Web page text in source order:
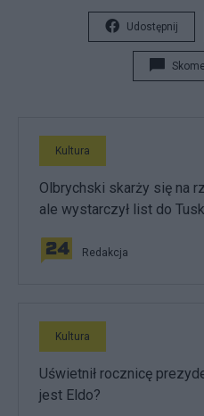
Udostępnij
Kultura
Olbrychski skarży się na
ale wystarczył list do
Redakcja
Kultura
Uświetnił rocznicę
jest Eldo?